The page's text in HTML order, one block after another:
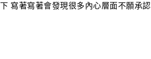
寫著寫著會發現很多內心層面不願承認